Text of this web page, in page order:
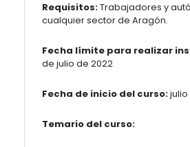
Requisitos:Trabajadores y
cualquier sector de Aragón.
Fecha límite para realizar
de julio de 2022
Fecha de inicio del curso:
Temario del curso: